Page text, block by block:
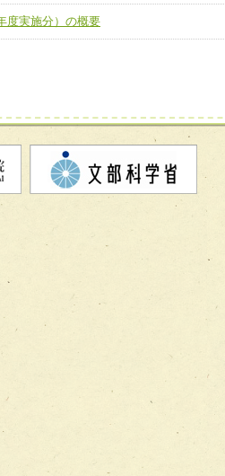
連携力
服薬サポートチーム】
学療法チーム】
員に対する院内感染対策教育チーム】
関係機関と連携した小児リハビリテーショ
ら始める周術期リハビリテーションチー
的リハビリテーションコンサルテーション
度実施分）の概要